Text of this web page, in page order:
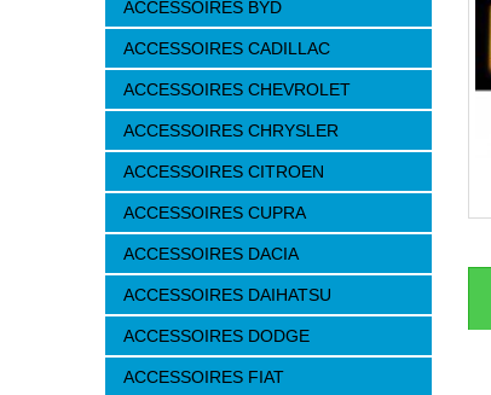
ACCESSOIRES BYD
ACCESSOIRES CADILLAC
ACCESSOIRES CHEVROLET
ACCESSOIRES CHRYSLER
ACCESSOIRES CITROEN
ACCESSOIRES CUPRA
ACCESSOIRES DACIA
ACCESSOIRES DAIHATSU
ACCESSOIRES DODGE
ACCESSOIRES FIAT